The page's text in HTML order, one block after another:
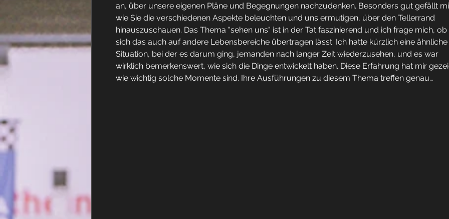
an, über unsere eigenen Pläne und Begegnungen nachzudenken. Besonders gut gefällt
wie Sie die verschiedenen Aspekte beleuchten und uns ermutigen, über den Tellerrand
hinauszuschauen. Das Thema "sehen uns" ist in der Tat faszinierend und ich frage mich, ob
sich das auch auf andere Lebensbereiche übertragen lässt. Ich hatte kürzlich eine ähnliche
Situation, bei der es darum ging, jemanden nach langer Zeit wiederzusehen, und es war
wirklich bemerkenswert, wie sich die Dinge entwickelt haben. Diese Erfahrung hat mir
wie wichtig solche Momente sind. Ihre Ausführungen zu diesem Thema treffen genau…